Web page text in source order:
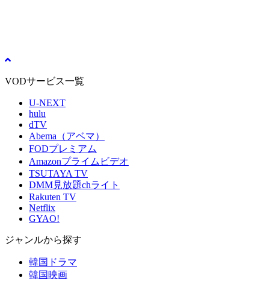
VODサービス一覧
U-NEXT
hulu
dTV
Abema（アベマ）
FODプレミアム
Amazonプライムビデオ
TSUTAYA TV
DMM見放題chライト
Rakuten TV
Netflix
GYAO!
ジャンルから探す
韓国ドラマ
韓国映画